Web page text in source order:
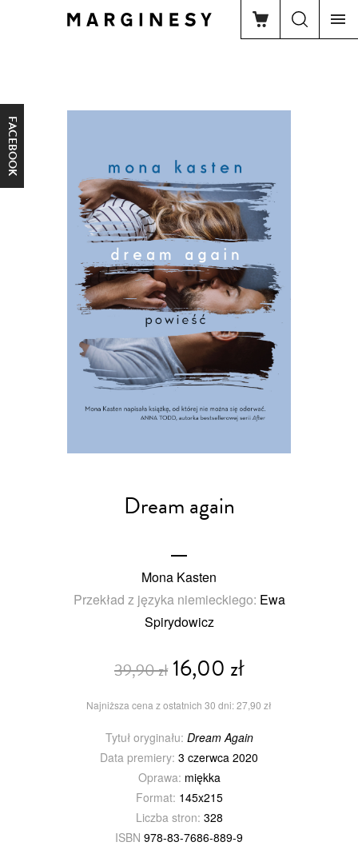
FACEBOOK
Dream again
Mona Kasten
Przekład z języka niemieckiego: Ewa
Spirydowicz
39,90 zł16,00 zł
Najniższa cena z ostatnich 30 dni: 27,90 zł
Tytuł oryginału: Dream Again
Data premiery: 3 czerwca 2020
Oprawa: miękka
Format: 145x215
Liczba stron: 328
ISBN 978-83-7686-889-9